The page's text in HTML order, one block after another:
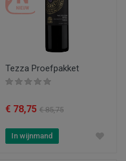
Tezza Proefpakket
€ 78,75 € 85,75
In wijnmand